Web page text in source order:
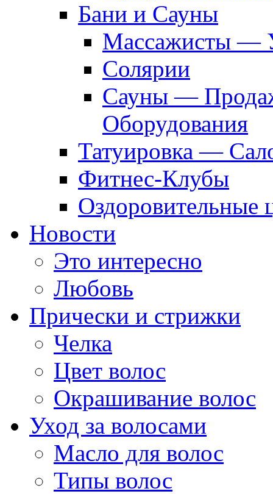
Бани и Сауны
Массажисты —
Солярии
Сауны —
Оборудования
Татуировка —
Фитнес-Клубы
Оздоровительные
Новости
Это интересно
Любовь
Прически и стрижки
Челка
Цвет волос
Окрашивание волос
Уход за волосами
Масло для волос
Типы волос